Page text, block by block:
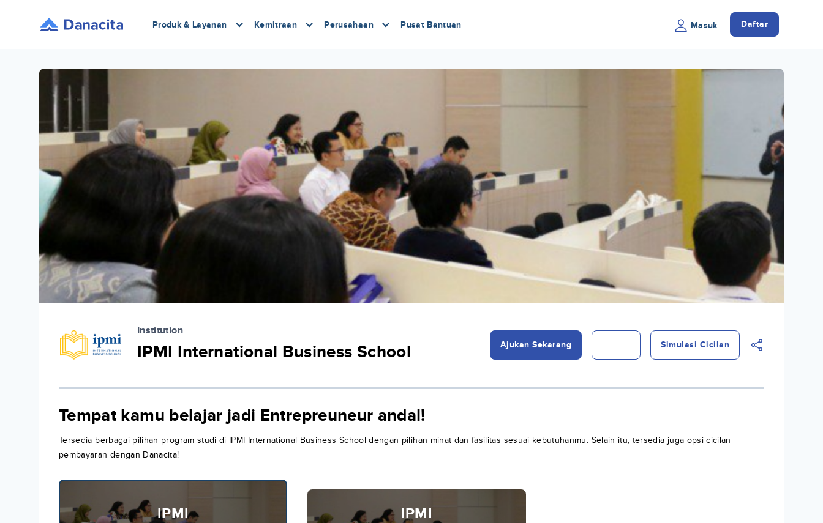
Produk & Layanan Kemitraan Perusahaan Pusat Bantuan Masuk Daftar
Institution
IPMI International Business School Ajukan Sekarang Simulasi Cicilan
Tempat kamu belajar jadi Entrepreuneur andal!
Tersedia berbagai pilihan program studi di IPMI International Business School dengan pilihan minat dan fasilitas sesuai kebutuhanmu. Selain itu, tersedia juga opsi cicilan
pembayaran dengan Danacita!
IPMI
IPMI